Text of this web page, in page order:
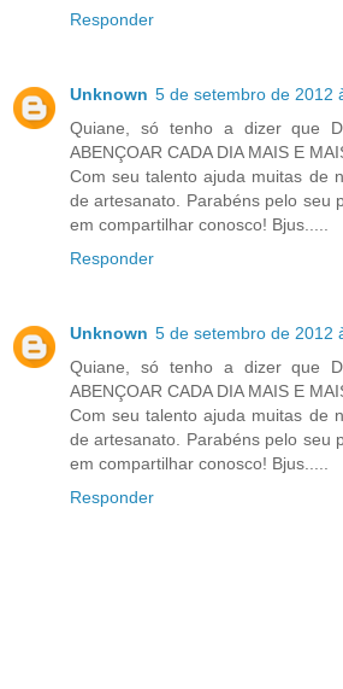
Responder
Unknown 5 de setembro de 2012
Quiane, só tenho a dizer que
ABENÇOAR CADA DIA MAIS E
Com seu talento ajuda muitas de
de artesanato. Parabéns pelo seu
em compartilhar conosco! Bjus.....
Responder
Unknown 5 de setembro de 2012
Quiane, só tenho a dizer que
ABENÇOAR CADA DIA MAIS E
Com seu talento ajuda muitas de
de artesanato. Parabéns pelo seu
em compartilhar conosco! Bjus.....
Responder